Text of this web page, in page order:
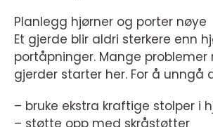
Planlegg hjørner og porter nøye
Et gjerde blir aldri sterkere enn
portåpninger. Mange problemer
gjerder starter her. For å unngå
– bruke ekstra kraftige stolper i